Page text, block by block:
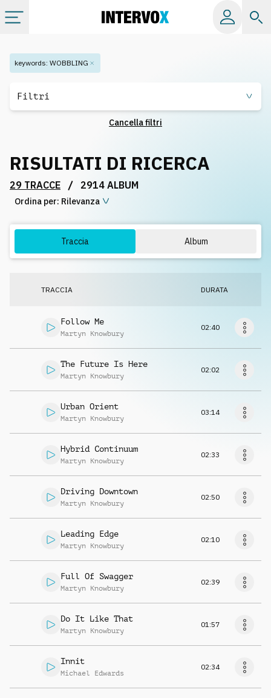
Categorie
Playlist
Licenze
keywords: WOBBLING
Filtri
Cancella filtri
RISULTATI DI RICERCA
29 TRACCE / 2914 ALBUM
Ordina per: Rilevanza
Traccia Album
TRACCIA DURATA
Follow Me
Martyn Knowbury
02:40
The Future Is Here
Martyn Knowbury
02:02
Urban Orient
Martyn Knowbury
03:14
Hybrid Continuum
Martyn Knowbury
02:33
Driving Downtown
Martyn Knowbury
02:50
Leading Edge
Martyn Knowbury
02:10
Full Of Swagger
Martyn Knowbury
02:39
Do It Like That
Martyn Knowbury
01:57
Innit
Michael Edwards
02:34